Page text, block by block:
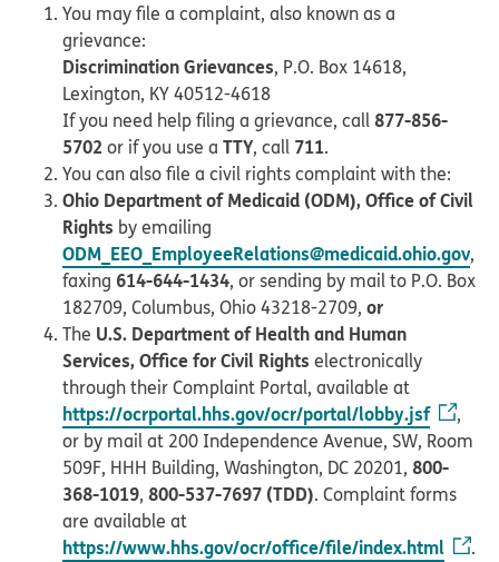
You may file a complaint, also known as a
grievance:
Discrimination Grievances, P.O. Box 14618,
Lexington, KY 40512-4618
If you need help filing a grievance, call877-856-
5702 or if you use a TTY, call 711.
You can also file a civil rights complaint with the:
Ohio Department of Medicaid (ODM), Office of Civil
Rights by emailing
ODM_EEO_EmployeeRelations@medicaid.ohio.gov,
faxing 614-644-1434, or sending by mail to P.O. Box
182709, Columbus, Ohio 43218-2709, or
The U.S. Department of Health and Human
Services, Office for Civil Rights electronically
through their Complaint Portal, available at
https://ocrportal.hhs.gov/ocr/portal/lobby.jsf
,
or by mail at 200 Independence Avenue, SW, Room
509F, HHH Building, Washington, DC 20201, 800-
368-1019, 800-537-7697 (TDD). Complaint forms
are available at
https://www.hhs.gov/ocr/office/file/index.html .